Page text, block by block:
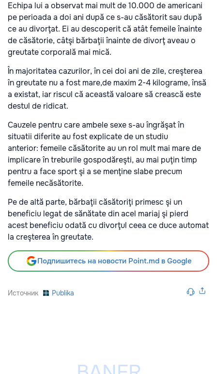
Echipa lui a observat mai mult de 10.000 de americani
pe perioada a doi ani după ce s-au căsătorit sau după
ce au divorţat. Ei au descoperit că atât femeile înainte
de căsătorie, câtşi bărbaţii înainte de divorţ aveau o
greutate corporală mai mică.
În majoritatea cazurilor, în cei doi ani de zile, creşterea
în greutate nu a fost mare,de maxim 2-4 kilograme, însă
a existat, iar riscul că această valoare să crească este
destul de ridicat.
Cauzele pentru care ambele sexe s-au îngrăşat în
situatii diferite au fost explicate de un studiu
anterior: femeile căsătorite au un rol mult mai mare de
implicare în treburile gospodăreşti, au mai puţin timp
pentru a face sport şi a se menţine slabe precum
femeile necăsătorite.
Pe de altă parte, bărbaţii căsătoriţi primesc şi un
beneficiu legat de sănătate din acel mariaj şi pierd
acest beneficiu odată cu divorţul ceea ce duce automat
la creşterea în greutate.
Подпишитесь на новости Point.md в Google
Источник Publika